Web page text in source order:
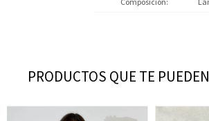
PRODUCTOS QUE TE